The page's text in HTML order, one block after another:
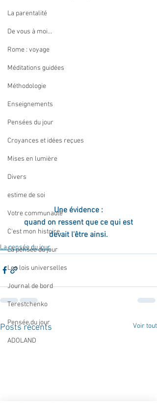
La parentalité
De vous à moi...
Rome : voyage
Méditations guidées
Méthodologie
Enseignements
Pensées du jour
Croyances et idées reçues
Mises en lumière
Divers
estime de soi
Votre communauté
C'est mon histoire
La pensée du jour
Les lois universelles
Journal de bord
Terestchenko
Pensée du jour
ADOLAND
Une évidence :
quand on ressent que ce qui est
devait l'être ainsi.
La pensée du jour
Posts récents Voir tout